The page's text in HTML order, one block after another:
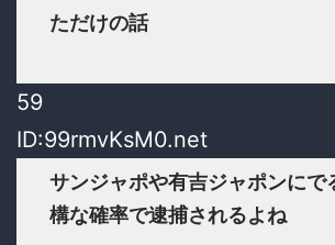
ただけの話
59
ID:99rmvKsM0.net
サンジャポや有吉ジャポンにで
構な確率で逮捕されるよね